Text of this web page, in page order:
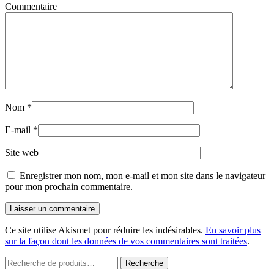
Commentaire
Nom *
E-mail *
Site web
Enregistrer mon nom, mon e-mail et mon site dans le navigateur
pour mon prochain commentaire.
Laisser un commentaire
Ce site utilise Akismet pour réduire les indésirables. En savoir plus
sur la façon dont les données de vos commentaires sont traitées.
Recherche
pour :
Recherche